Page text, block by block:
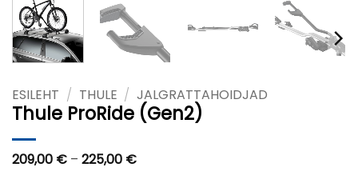
ESILEHT / THULE / JALGRATTAHOIDJAD
Thule ProRide (Gen2)
209,00 € – 225,00 €Hinnavahemik: